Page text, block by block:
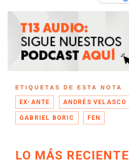
ETIQUETAS DE ESTA NOTA
EX-ANTE ANDRÉS VELASCO
GABRIEL BORIC FEN
LO MÁS RECIENTE